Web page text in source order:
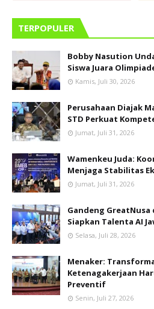
TERPOPULER
Bobby Nasution
Siswa Juara
Kamis, Juli 30, 2026
Perusahaan Diajak
STD Perkuat
Jumat, Juli 31, 2026
Wamenkeu Juda:
Menjaga Stabilitas
Jumat, Juli 31, 2026
Gandeng
Siapkan Talenta AI
Selasa, Juli 28, 2026
Menaker:
Ketenagakerjaan
Preventif
Senin, Juli 27, 2026